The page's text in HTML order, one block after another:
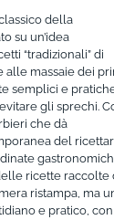
della
su un’idea
“tradizionali” di
alle massaie dei
semplici e
gli sprechi.
che dà
del
ricette raccolte
ristampa, ma
e pratico, con